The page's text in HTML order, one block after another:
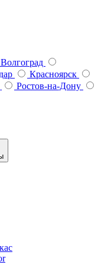
Волгоград
Красноярск
Ростов-на-Дону